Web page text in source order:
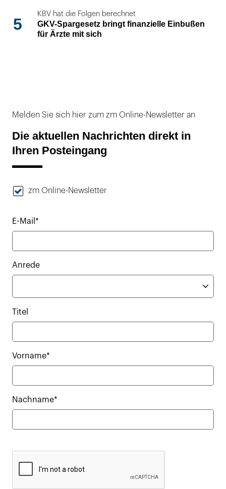
5
KBV hat die Folgen berechnet
GKV-Spargesetz bringt finanzielle Einbußen
für Ärzte mit sich
Melden Sie sich hier zum zm Online-Newsletter an
Die aktuellen Nachrichten direkt in
Ihren Posteingang
zm Online-Newsletter
E-Mail*
Anrede
Titel
Vorname*
Nachname*